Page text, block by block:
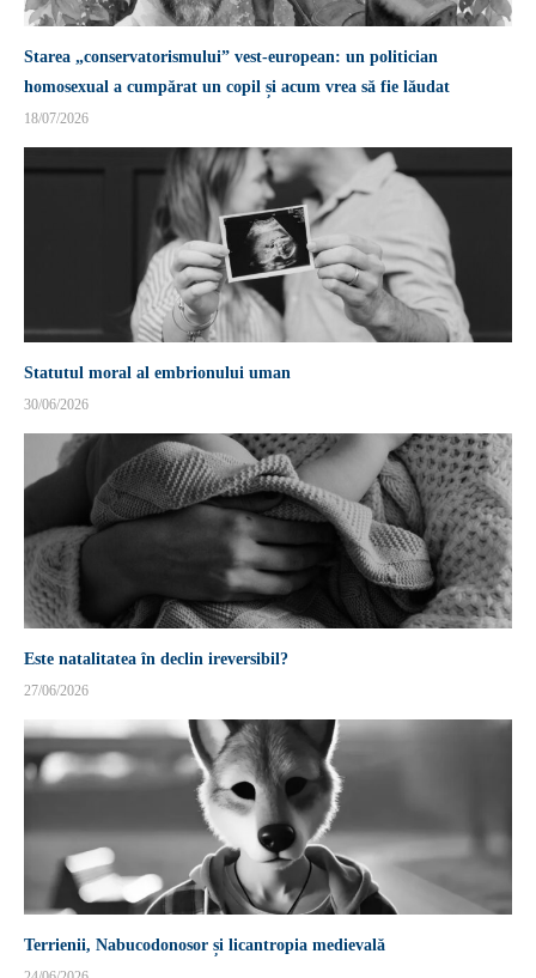
Starea „conservatorismului” vest-european: un politician
homosexual a cumpărat un copil și acum vrea să fie lăudat
18/07/2026
Statutul moral al embrionului uman
30/06/2026
Este natalitatea în declin ireversibil?
27/06/2026
Terrienii, Nabucodonosor și licantropia medievală